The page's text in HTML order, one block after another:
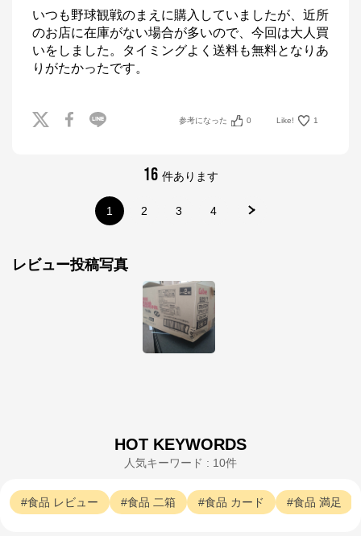
いつも野球観戦のまえに購入していましたが、近所
のお店に在庫がない場合が多いので、今回は大人買
いをしました。タイミングよく送料も無料となりあ
りがたかったです。
参考になった 0 Like! 1
16 件あります
1 2 3 4
レビュー投稿写真
HOT KEYWORDS
人気キーワード : 10件
食品 レビュー 食品 二箱 食品 カード 食品 満足